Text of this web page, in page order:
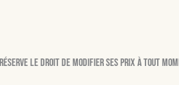
le droit de modifier ses prix à tout